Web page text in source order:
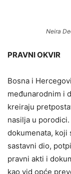
Neira
PRAVNI OKVIR
Bosna i
međunarodnim i
kreiraju
nasilja u
dokumenata, koji
sastavni dio,
pravni akti i
kao vid opće